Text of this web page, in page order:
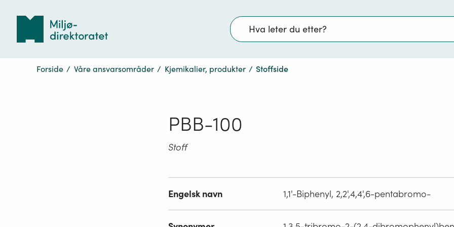
Søk
Forside / Våre ansvarsområder / Kjemikalier, produkter / Stoffside
PBB-100
Stoff
Engelsk navn 1,1'-Biphenyl, 2,2',4,4',6-pentabromo-